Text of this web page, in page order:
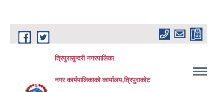
Skip to main content
त्रिपुरासुन्दरी नगरपालिका
नगर कार्यपालिकाको कार्यालय,त्रिपुराकोट